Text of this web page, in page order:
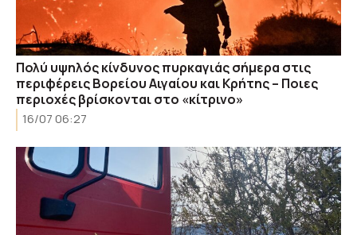
Πολύ υψηλός κίνδυνος πυρκαγιάς σήμερα στις
περιφέρεις Βορείου Αιγαίου και Κρήτης – Ποιες
περιοχές βρίσκονται στο «κίτρινο»
16/07 06:27